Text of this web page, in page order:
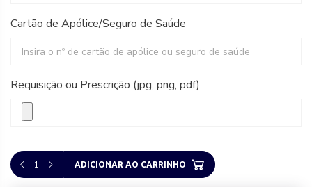
Cartão de Apólice/Seguro de Saúde
Requisição ou Prescrição (jpg, png, pdf)
1 ADICIONAR AO CARRINHO